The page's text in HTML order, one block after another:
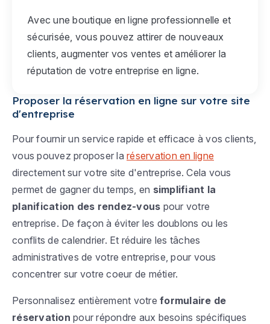
Avec une boutique en ligne professionnelle et
sécurisée, vous pouvez attirer de nouveaux
clients, augmenter vos ventes et améliorer la
réputation de votre entreprise en ligne.
Proposer la réservation en ligne sur votre site
d'entreprise
Pour fournir un service rapide et efficace à vos clients,
vous pouvez proposer la réservation en ligne
directement sur votre site d'entreprise. Cela vous
permet de gagner du temps, en simplifiant la
planification des rendez-vous pour votre
entreprise. De façon à éviter les doublons ou les
conflits de calendrier. Et réduire les tâches
administratives de votre entreprise, pour vous
concentrer sur votre coeur de métier.
Personnalisez entièrement votre formulaire de
réservation pour répondre aux besoins spécifiques